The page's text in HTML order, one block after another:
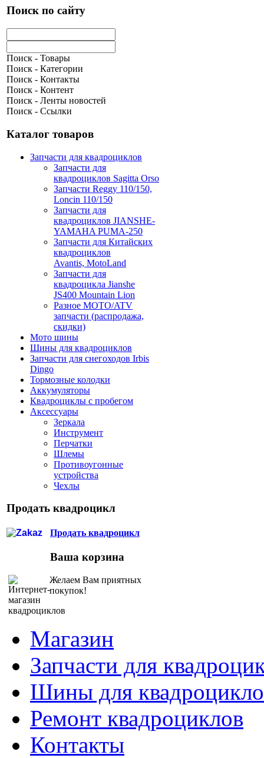
Поиск по сайту
Поиск - Товары
Поиск - Категории
Поиск - Контакты
Поиск - Контент
Поиск - Ленты новостей
Поиск - Ссылки
Каталог товаров
Запчасти для квадроциклов
Запчасти для
квадроциклов Sagitta Orso
Запчасти Reggy 110/150,
Loncin 110/150
Запчасти для
квадроциклов JIANSHE-
YAMAHA PUMA-250
Запчасти для Китайских
квадроциклов
Avantis, MotoLand
Запчасти для
квадроцикла Jianshe
JS400 Mountain Lion
Разное МОТО/ATV
запчасти (распродажа,
скидки)
Мото шины
Шины для квадроциклов
Запчасти для снегоходов Irbis
Dingo
Тормозные колодки
Аккумуляторы
Квадроциклы с пробегом
Аксессуары
Зеркала
Инструмент
Перчатки
Шлемы
Противоугонные
устройства
Чехлы
Продать квадроцикл
Продать квадроцикл
Ваша корзина
Желаем Вам приятных
покупок!
Магазин
Запчасти для
Шины для
Ремонт квадроциклов
Контакты